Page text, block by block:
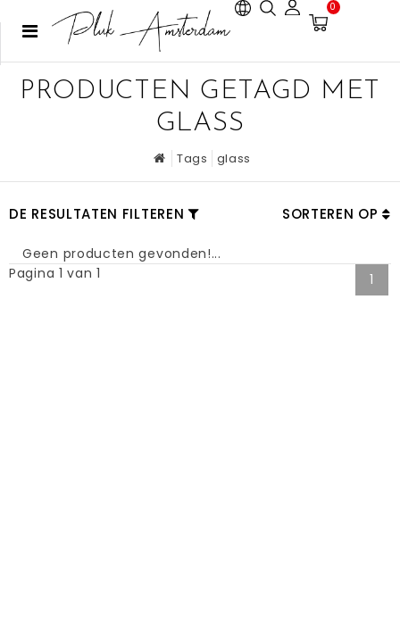
0
PRODUCTEN GETAGD MET
GLASS
Tags glass
DE RESULTATEN FILTEREN SORTEREN OP
Geen producten gevonden!...
Pagina 1 van 1
1